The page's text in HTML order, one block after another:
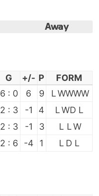
Away
G +/- P FORM
6 : 0 6 9 LWWWW
2 : 3 -1 4 LWD L
2 : 3 -1 3 L LW
2 : 6 -4 1 L D L